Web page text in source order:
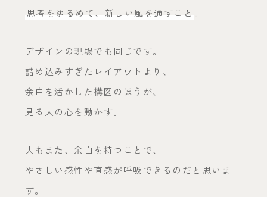
思考をゆるめて、新しい風を通すこと 。
デザインの現場でも同じです。
詰め込みすぎたレイアウトより、
余白を活かした構図のほうが、
見る人の心を動かす。
人もまた、余白を持つことで、
やさしい感性や直感が呼吸できるのだと思いま
す。